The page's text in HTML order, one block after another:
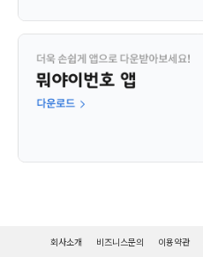
회사소개 비즈니스문의 이용약관